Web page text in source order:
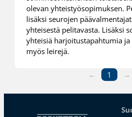
olevan yhteistyösopimuksen.
lisäksi seurojen
yhteisestä pelitavasta. Lisäksi
yhteisiä harjoitustapahtumia
myös leirejä.
← 1 →